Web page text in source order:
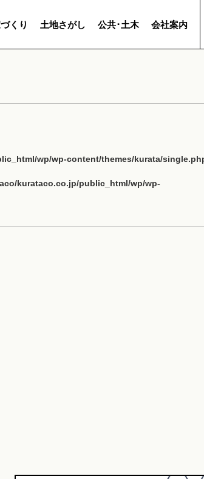
くり 土地さがし 公共･土木 会社案内
wp/wp-content/themes/kurata/
kurataco.co.jp/public_html/wp/wp-